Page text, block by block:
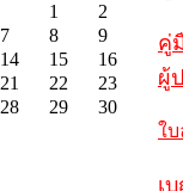
1
2
7 8
9
14 15
16
21 22
23
28 29
30
คู่
ผู้
ใ
เ